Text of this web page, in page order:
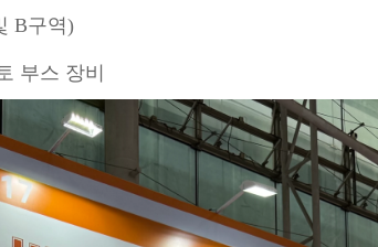
B구역)
부스 장비